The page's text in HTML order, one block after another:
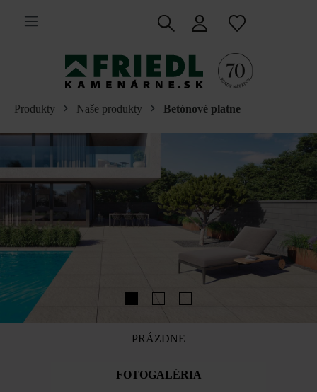
hlavný obsah
Produkty Naše produkty Betónové platne
PRÁZDNE
FOTOGALÉRIA